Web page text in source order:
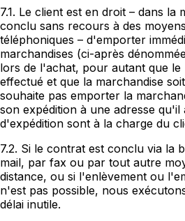
7.1. Le client est en droit – dans
conclu sans recours à des
téléphoniques – d'emporter
marchandises (ci-après
lors de l'achat, pour autant que le
effectué et que la marchandise
souhaite pas emporter la
son expédition à une adresse qu'il
d'expédition sont à la charge du
7.2. Si le contrat est conclu via la
mail, par fax ou par tout autre
distance, ou si l'enlèvement ou
n'est pas possible, nous
délai inutile.